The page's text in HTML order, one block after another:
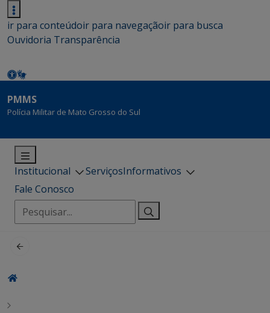
ir para conteúdoir para navegaçãoir para busca
Ouvidoria Transparência
PMMS
Polícia Militar de Mato Grosso do Sul
Institucional ServiçosInformativos
Fale Conosco
Pesquisar
por: